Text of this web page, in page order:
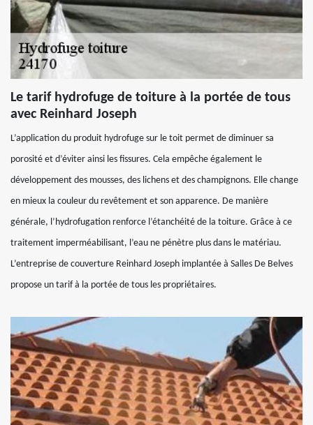
Le tarif hydrofuge de toiture à la portée de tous
avec Reinhard Joseph
L’application du produit hydrofuge sur le toit permet de diminuer sa
porosité et d’éviter ainsi les fissures. Cela empêche également le
développement des mousses, des lichens et des champignons. Elle change
en mieux la couleur du revêtement et son apparence. De manière
générale, l’hydrofugation renforce l’étanchéité de la toiture. Grâce à ce
traitement imperméabilisant, l’eau ne pénètre plus dans le matériau.
L’entreprise de couverture Reinhard Joseph implantée à Salles De Belves
propose un tarif à la portée de tous les propriétaires.